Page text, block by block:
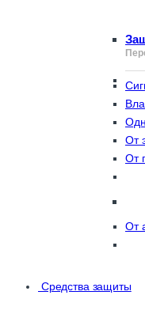
От
От
От
Средства защиты